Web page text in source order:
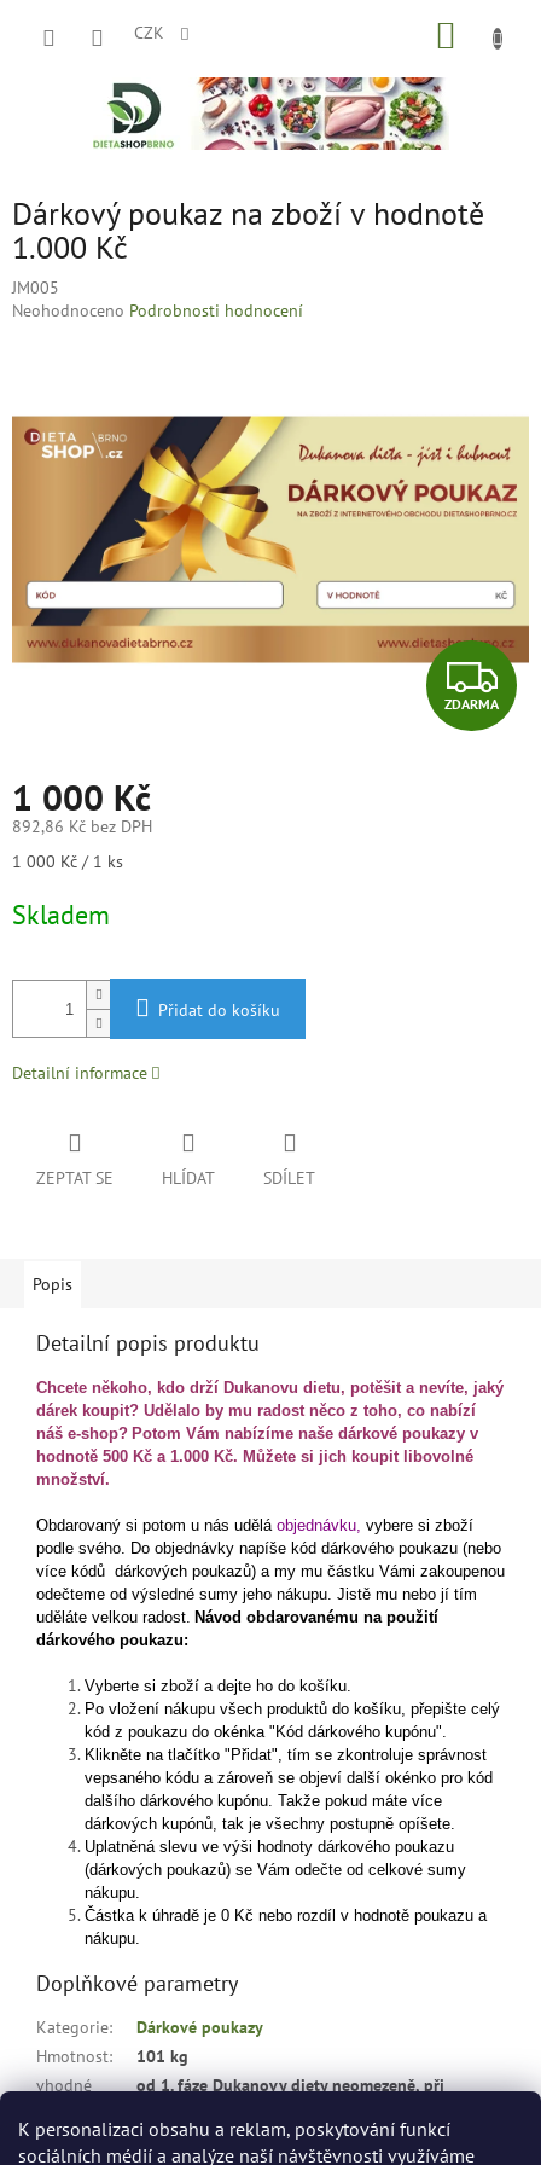
K personalizaci obsahu a reklam, poskytování funkcí
sociálních médií a analýze naší návštěvnosti využíváme
CZK
Dárkový poukaz na zboží v hodnotě
1.000 Kč
JM005
Průměrné
Neohodnoceno Podrobnosti hodnocení
Z
D
ZDARMA
1 000 Kč
892,86 Kč bez DPH
Měrná
1 000 Kč / 1 ks
Skladem
Přidat do košíku
Detailní informace
ZEPTAT SE HLÍDAT SDÍLET
Popis
Detailní popis produktu
Chcete někoho, kdo drží Dukanovu dietu, potěšit a nevíte, jaký
dárek koupit? Udělalo by mu radost něco z toho, co nabízí
náš e-shop? Potom Vám nabízíme naše dárkové poukazy v
hodnotě 500 Kč a 1.000 Kč. Můžete si jich koupit libovolné
množství.
Obdarovaný si potom u nás udělá objednávku, vybere si zboží
podle svého. Do objednávky napíše kód dárkového poukazu (nebo
více kódů dárkových poukazů) a my mu částku Vámi zakoupenou
odečteme od výsledné sumy jeho nákupu. Jistě mu nebo jí tím
uděláte velkou radost. Návod obdarovanému na použití
dárkového poukazu:
Vyberte si zboží a dejte ho do košíku.
Po vložení nákupu všech produktů do košíku, přepište celý
kód z poukazu do okénka "Kód dárkového kupónu".
Klikněte na tlačítko "Přidat", tím se zkontroluje správnost
vepsaného kódu a zároveň se objeví další okénko pro kód
dalšího dárkového kupónu. Takže pokud máte více
dárkových kupónů, tak je všechny postupně opíšete.
Uplatněná slevu ve výši hodnoty dárkového poukazu
(dárkových poukazů) se Vám odečte od celkové sumy
nákupu.
Částka k úhradě je 0 Kč nebo rozdíl v hodnotě poukazu a
nákupu.
Doplňkové parametry
Kategorie:
Dárkové poukazy
Hmotnost:
101 kg
vhodné
od 1. fáze Dukanovy diety neomezeně, při